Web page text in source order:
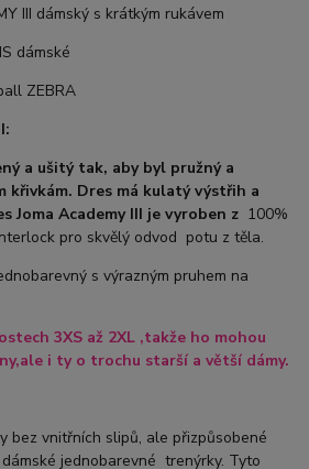
III dámský s krátkým rukávem
dámské
ZEBRA
a ušitý tak, aby byl pružný a
křivkám. Dres má kulatý výstřih a
Joma Academy III je vyroben z 100%
pro skvělý odvod potu z těla.
s výrazným pruhem na
3XS až 2XL ,takže ho mohou
i ty o trochu starší a větší dámy.
bez vnitřních slipů, ale přizpůsobené
jednobarevné trenýrky. Tyto